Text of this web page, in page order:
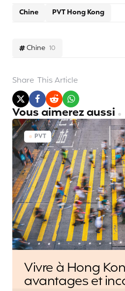
Chine 10
Chine PVT Hong Kong
Share This Article
Vous aimerez aussi
PVT
Vivre à Hong
avantages et